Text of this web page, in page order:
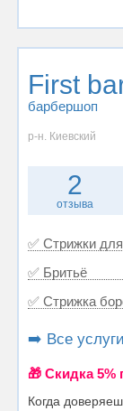
First
барбершоп
р-н. Киевский
2
отзыва
✅ Стрижки
✅ Бритьё
✅ Стрижка
➡️ Все
🎁 Cкидка
Когда